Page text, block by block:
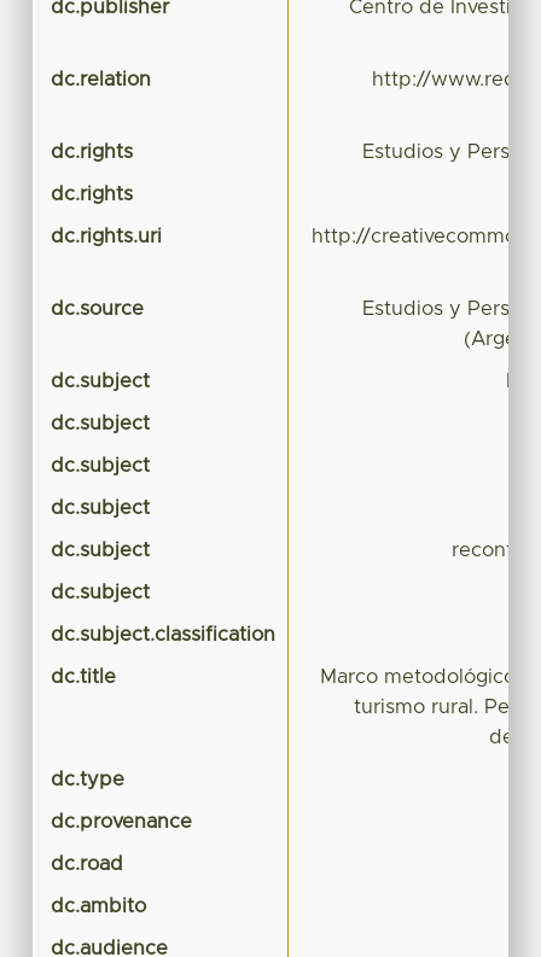
dc.publisher Centro de
dc.relation http://
dc.rights Estudios y
dc.rights
dc.rights.uri http://
dc.source
Estudios y
dc.subject
dc.subject
dc.subject
dc.subject
dc.subject
dc.subject
dc.subject.classification
dc.title
Marco metodológico
turismo rural.
dc.type
dc.provenance
dc.road
dc.ambito
dc.audience